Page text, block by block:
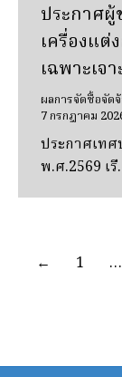
ประกาศ
เครื่องแต่
เฉพาะเจา
ผลการจัดซื้อจัด
7 กรกฎาคม
ประกาศเทศ
พ.ศ.2569 เ
← 1 …